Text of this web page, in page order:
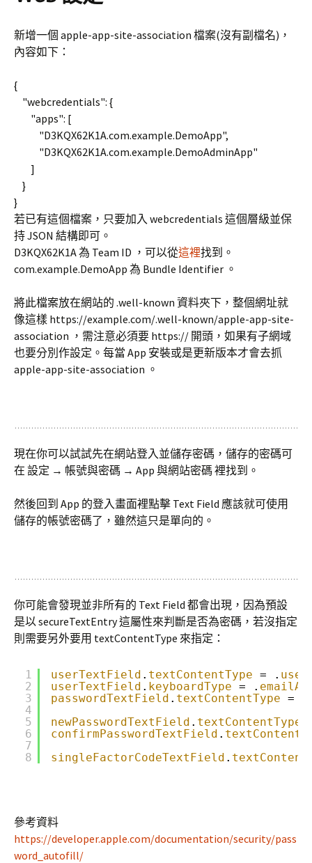
新增一個 apple-app-site-association 檔案(沒有副檔名)，
內容如下：
{
"webcredentials": {
"apps": [
"D3KQX62K1A.com.example.DemoApp",
"D3KQX62K1A.com.example.DemoAdminApp"
]
}
}
若已有這個檔案，只要加入 webcredentials 這個層級並保
持 JSON 結構即可。
D3KQX62K1A 為 Team ID ，可以從這裡找到。
com.example.DemoApp 為 Bundle Identifier 。
將此檔案放在網站的 .well-known 資料夾下，整個網址就
像這樣 https://example.com/.well-known/apple-app-site-
association ，需注意必須要 https:// 開頭，如果有子網域
也要分別作設定。每當 App 安裝或是更新版本才會去抓
apple-app-site-association 。
現在你可以試試先在網站登入並儲存密碼，儲存的密碼可
在 設定 → 帳號與密碼 → App 與網站密碼 裡找到。
然後回到 App 的登入畫面裡點擊 Text Field 應該就可使用
儲存的帳號密碼了，雖然這只是單向的。
你可能會發現並非所有的 Text Field 都會出現，因為預設
是以 secureTextEntry 這屬性來判斷是否為密碼，若沒指定
則需要另外要用 textContentType 來指定：
1
2
3
4
5
6
7
8
userTextField . textContentType = .
userTextField . keyboardType = .
passwordTextField . textContentType = .
newPasswordTextField . textContentType
confirmPasswordTextField .
singleFactorCodeTextField .
參考資料
https://developer.apple.com/documentation/security/pass
word_autofill/